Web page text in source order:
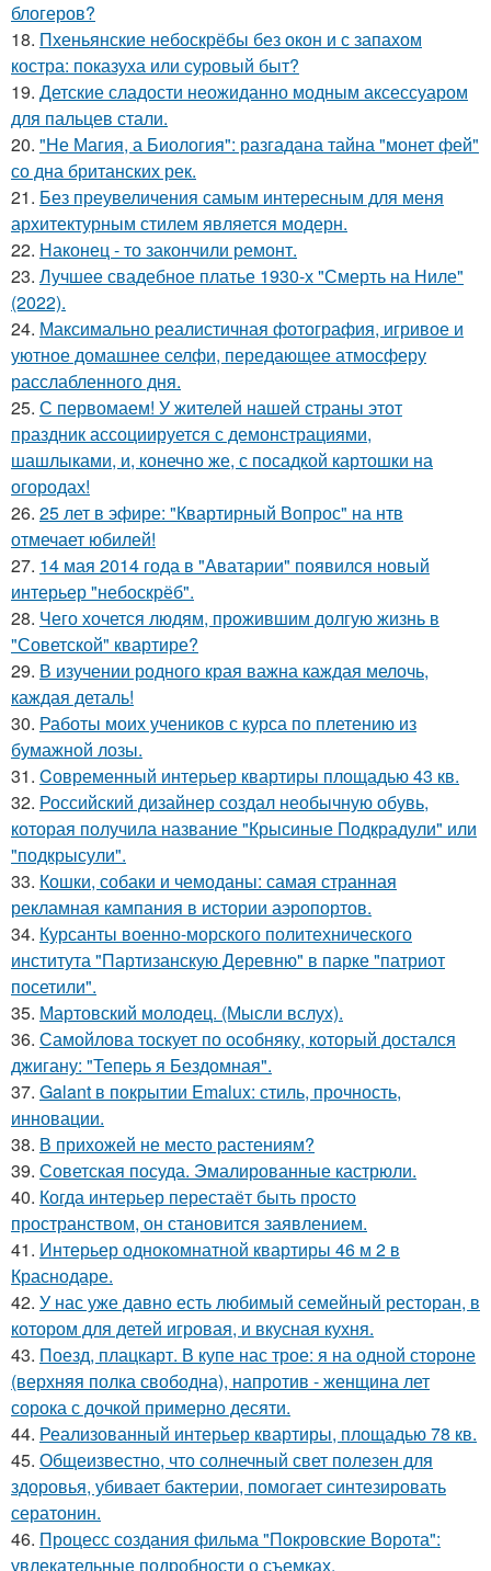
блогеров?
18. Пхеньянские небоскрёбы без окон и с запахом
костра: показуха или суровый быт?
19. Детские сладости неожиданно модным аксессуаром
для пальцев стали.
20. "Не Магия, а Биология": разгадана тайна "монет фей"
со дна британских рек.
21. Без преувеличения самым интересным для меня
архитектурным стилем является модерн.
22. Наконец - то закончили ремонт.
23. Лучшее свадебное платье 1930-х "Смерть на Ниле"
(2022).
24. Максимально реалистичная фотография, игривое и
уютное домашнее селфи, передающее атмосферу
расслабленного дня.
25. С первомаем! У жителей нашей страны этот
праздник ассоциируется с демонстрациями,
шашлыками, и, конечно же, с посадкой картошки на
огородах!
26. 25 лет в эфире: "Квартирный Вопрос" на нтв
отмечает юбилей!
27. 14 мая 2014 года в "Аватарии" появился новый
интерьер "небоскрёб".
28. Чего хочется людям, прожившим долгую жизнь в
"Советской" квартире?
29. В изучении родного края важна каждая мелочь,
каждая деталь!
30. Работы моих учеников с курса по плетению из
бумажной лозы.
31. Cовременный интерьер квартиры площадью 43 кв.
32. Российский дизайнер создал необычную обувь,
которая получила название "Крысиные Подкрадули" или
"подкрысули".
33. Кошки, собаки и чемоданы: самая странная
рекламная кампания в истории аэропортов.
34. Курсанты военно-морского политехнического
института "Партизанскую Деревню" в парке "патриот
посетили".
35. Мартовский молодец. (Мысли вслух).
36. Самойлова тоскует по особняку, который достался
джигану: "Теперь я Бездомная".
37. Galant в покрытии Emalux: стиль, прочность,
инновации.
38. В прихожей не место растениям?
39. Советская посуда. Эмалированные кастрюли.
40. Когда интерьер перестаёт быть просто
пространством, он становится заявлением.
41. Интерьер однокомнатной квартиры 46 м 2 в
Краснодаре.
42. У нас уже давно есть любимый семейный ресторан, в
котором для детей игровая, и вкусная кухня.
43. Поезд, плацкарт. В купе нас трое: я на одной стороне
(верхняя полка свободна), напротив - женщина лет
сорока с дочкой примерно десяти.
44. Реализованный интерьер квартиры, площадью 78 кв.
45. Общеизвестно, что солнечный свет полезен для
здоровья, убивает бактерии, помогает синтезировать
сератонин.
46. Процесс создания фильма "Покровские Ворота":
увлекательные подробности о съемках.